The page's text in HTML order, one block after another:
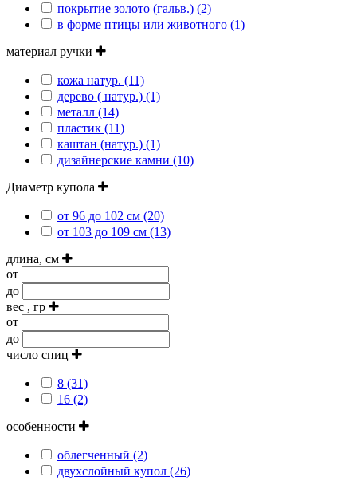
покрытие золото (гальв.) (2)
в форме птицы или животного (1)
материал ручки
кожа натур. (11)
дерево ( натур.) (1)
металл (14)
пластик (11)
каштан (натур.) (1)
дизайнерские камни (10)
Диаметр купола
от 96 до 102 см (20)
от 103 до 109 см (13)
длина, см
от
до
вес , гр
от
до
число спиц
8 (31)
16 (2)
особенности
облегченный (2)
двухслойный купол (26)